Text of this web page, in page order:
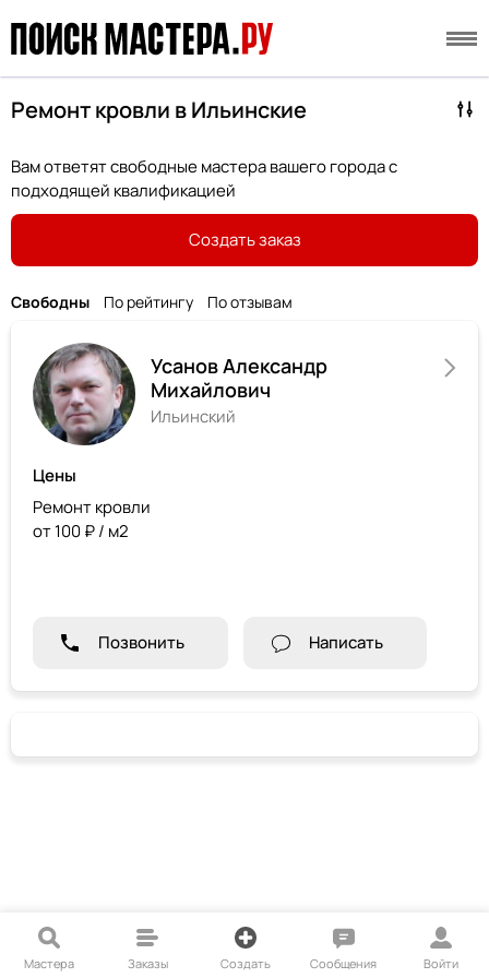
Ремонт кровли в Ильинские
Вам ответят свободные мастера вашего города с
подходящей квалификацией
Создать заказ
Свободны По рейтингу По отзывам
Усанов Александр
Михайлович
Ильинский
Цены
Ремонт кровли
от 100 ₽ / м2
Позвонить Написать
Мастера Заказы Создать Сообщения Войти